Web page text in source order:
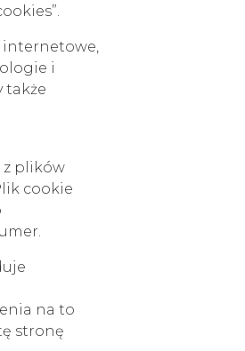
internetowe,
i
także
z plików
cookie
na to
stronę